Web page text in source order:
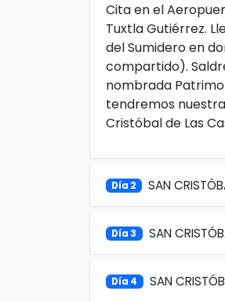
Cita en el
Tuxtla Gutiérrez.
del Sumidero en
compartido).
nombrada
tendremos
Cristóbal de Las
Día 2 SAN
Día 3 SAN
Día 4 SAN